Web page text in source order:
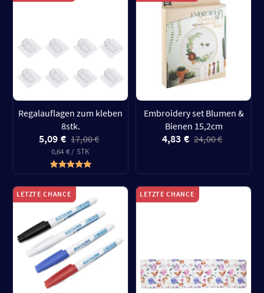
Regalauflagen zum kleben
8stk.
5,09 € 17,00 €
0,64 € / STK
Embroidery set Blumen &
Bienen 15,2cm
4,83 € 24,00 €
LETZTE CHANCE LETZTE CHANCE